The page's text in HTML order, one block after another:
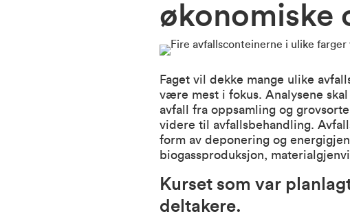
økonomiske
Faget vil dekke mange ulike
være mest i fokus. Analysene
avfall fra oppsamling og
videre til avfallsbehandling.
form av deponering og
biogassproduksjon,
Kurset som var
deltakere.